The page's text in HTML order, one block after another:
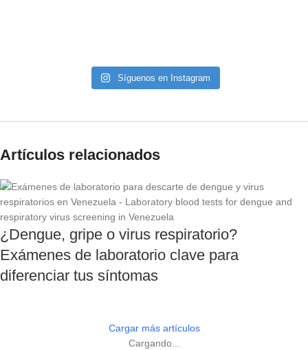
Síguenos en Instagram
Artículos relacionados
¿Dengue, gripe o virus respiratorio?
Exámenes de laboratorio clave para
diferenciar tus síntomas
Cargar más artículos
Cargando...